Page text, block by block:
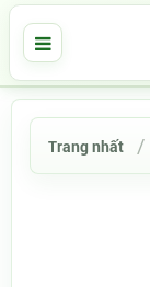
Trang nhất